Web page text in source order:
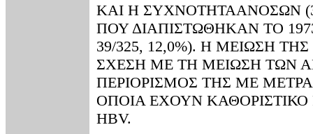
ΚΑΙ Η ΣΥΧΝΟΤΗΤΑΑΝΟΣΩΝ
ΠΟΥ ΔΙΑΠΙΣΤΩΘΗΚΑΝ ΤΟ
39/325, 12,0%). Η ΜΕΙΩΣΗ
ΣΧΕΣΗ ΜΕ ΤΗ ΜΕΙΩΣΗ ΤΩΝ
ΠΕΡΙΟΡΙΣΜΟΣ ΤΗΣ ΜΕ
ΟΠΟΙΑ ΕΧΟΥΝ
HBV.